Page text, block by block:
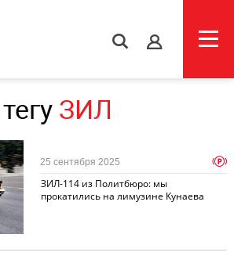
s
ЗИЛ
ЗИЛ-114 из Политбюро: мы
прокатились на лимузине Кунаева
25 сентября 2025 p